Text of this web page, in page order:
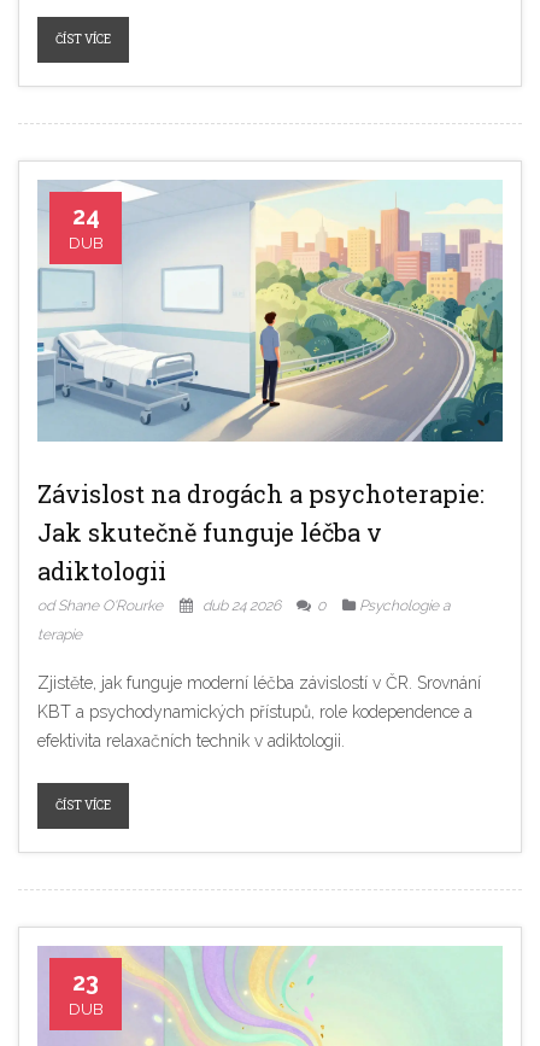
ČÍST VÍCE
24
DUB
Závislost na drogách a psychoterapie:
Jak skutečně funguje léčba v
adiktologii
od Shane O'Rourke dub 24 2026 0
Psychologie a
terapie
Zjistěte, jak funguje moderní léčba závislostí v ČR. Srovnání
KBT a psychodynamických přístupů, role kodependence a
efektivita relaxačních technik v adiktologii.
ČÍST VÍCE
23
DUB